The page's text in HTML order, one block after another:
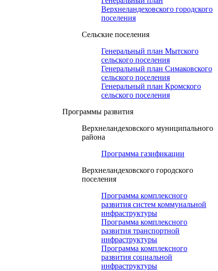
Верхнеландеховского городского
поселения
Сельские поселения
Генеральный план Мытского
сельского поселения
Генеральный план Симаковского
сельского поселения
Генеральный план Кромского
сельского поселения
Программы развития
Верхнеландеховского муниципального
района
Программа газификации
Верхнеландеховского городского
поселения
Программа комплексного
развития систем коммунальной
инфраструктуры
Программа комплексного
развития транспортной
инфраструктуры
Программа комплексного
развития социальной
инфраструктуры